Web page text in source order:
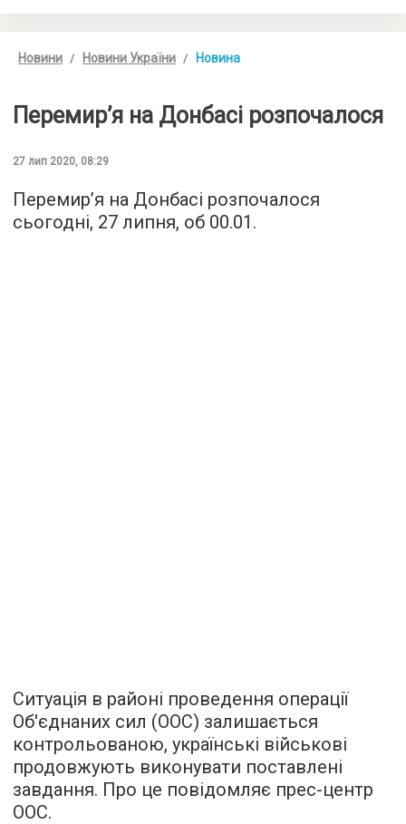
Новини Новини України Новина
Перемир’я на Донбасі розпочалося
27 лип 2020, 08:29
Перемир’я на Донбасі розпочалося
сьогодні, 27 липня, об 00.01.
Ситуація в районі проведення операції
Об'єднаних сил (ООС) залишається
контрольованою, українські військові
продовжують виконувати поставлені
завдання. Про це повідомляє прес-центр
ООС.